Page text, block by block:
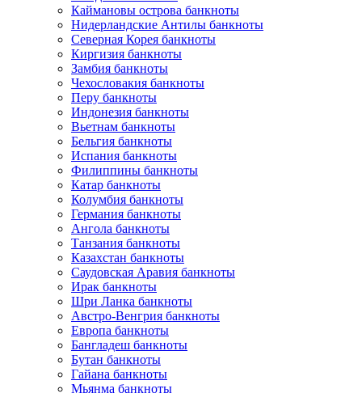
Каймановы острова банкноты
Нидерландские Антилы банкноты
Северная Корея банкноты
Киргизия банкноты
Замбия банкноты
Чехословакия банкноты
Перу банкноты
Индонезия банкноты
Вьетнам банкноты
Бельгия банкноты
Испания банкноты
Филиппины банкноты
Катар банкноты
Колумбия банкноты
Германия банкноты
Ангола банкноты
Танзания банкноты
Казахстан банкноты
Саудовская Аравия банкноты
Ирак банкноты
Шри Ланка банкноты
Австро-Венгрия банкноты
Европа банкноты
Бангладеш банкноты
Бутан банкноты
Гайана банкноты
Мьянма банкноты